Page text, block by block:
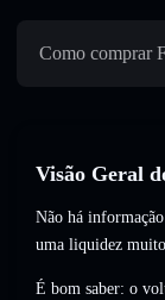
Como comprar
Visão Geral
Não há
uma liquidez
É bom saber: o